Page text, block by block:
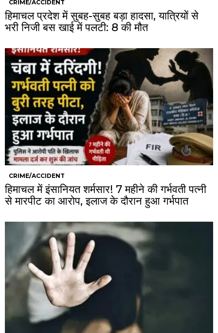
CRIME/ACCIDENT
हिमाचल प्रदेश में सुबह-सुबह बड़ा हादसा, यात्रियों से
भरी निजी बस खाई में पलटी: 8 की मौत
CRIME/ACCIDENT
हिमाचल में इंसानियत शर्मसार! 7 महीने की गर्भवती पत्नी
से मारपीट का आरोप, इलाज के दौरान हुआ गर्भपात